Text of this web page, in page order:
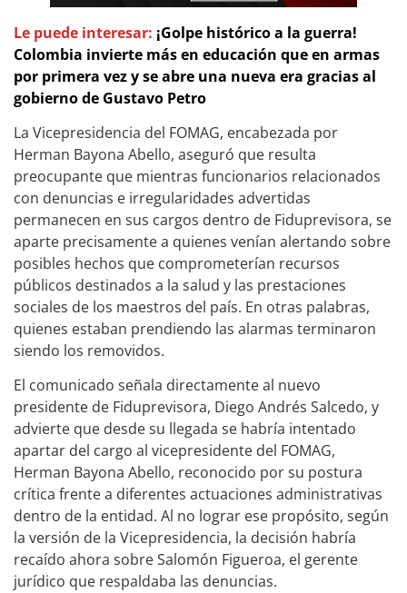
Le puede interesar: ¡Golpe histórico a la guerra!
Colombia invierte más en educación que en armas
por primera vez y se abre una nueva era gracias al
gobierno de Gustavo Petro
La Vicepresidencia del FOMAG, encabezada por
Herman Bayona Abello, aseguró que resulta
preocupante que mientras funcionarios relacionados
con denuncias e irregularidades advertidas
permanecen en sus cargos dentro de Fiduprevisora, se
aparte precisamente a quienes venían alertando sobre
posibles hechos que comprometerían recursos
públicos destinados a la salud y las prestaciones
sociales de los maestros del país. En otras palabras,
quienes estaban prendiendo las alarmas terminaron
siendo los removidos.
El comunicado señala directamente al nuevo
presidente de Fiduprevisora, Diego Andrés Salcedo, y
advierte que desde su llegada se habría intentado
apartar del cargo al vicepresidente del FOMAG,
Herman Bayona Abello, reconocido por su postura
crítica frente a diferentes actuaciones administrativas
dentro de la entidad. Al no lograr ese propósito, según
la versión de la Vicepresidencia, la decisión habría
recaído ahora sobre Salomón Figueroa, el gerente
jurídico que respaldaba las denuncias.